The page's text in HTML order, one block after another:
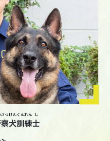
察
さつ
犬
けん
訓
くん
練
れん
士
し